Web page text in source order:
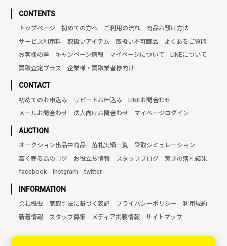
CONTENTS
トップページ 初めての方へ ご利用の流れ
商品お預け方法
サービス利用料
取扱いアイテム 取扱い不可商品
よくあるご質問
お客様の声
キャンペーン情報 マイページについて
LINEについて
買取査定プラス
企業様・買取業者様向け
CONTACT
初めてのお申込み リピートお申込み
LINEお問合わせ
メールお問合わせ
法人向けお問合わせ マイページログイン
AUCTION
オークション出品中商品 落札実績一覧
受取シミュレーション
高く売る為のコツ
お役立ち情報 スタッフブログ
驚きの落札結果
facebook
Instgram twitter
INFORMATION
会社概要 商取引法に基づく表記 プライバシーポリシー
利用規約
新着情報
スタッフ募集 メディア掲載情報 サイトマップ